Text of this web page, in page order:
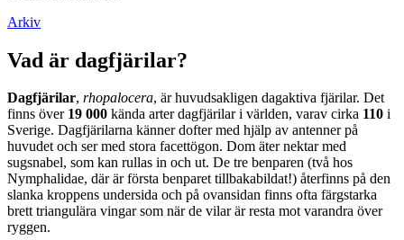
Arkiv
Vad är dagfjärilar?
Dagfjärilar, rhopalocera, är huvudsakligen dagaktiva fjärilar. Det
finns över 19 000 kända arter dagfjärilar i världen, varav cirka 110 i
Sverige. Dagfjärilarna känner dofter med hjälp av antenner på
huvudet och ser med stora facettögon. Dom äter nektar med
sugsnabel, som kan rullas in och ut. De tre benparen (två hos
Nymphalidae, där är första benparet tillbakabildat!) återfinns på den
slanka kroppens undersida och på ovansidan finns ofta färgstarka
brett triangulära vingar som när de vilar är resta mot varandra över
ryggen.